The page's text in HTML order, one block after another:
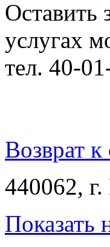
Оставить
услугах
тел. 40-
Возврат к
440062,
Показать